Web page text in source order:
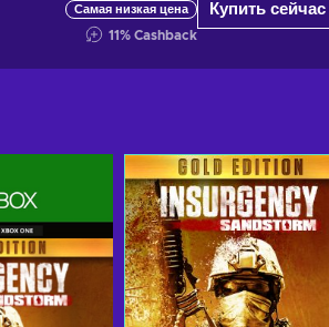
Самая низкая цена
11% Cashback
Купить сейчас